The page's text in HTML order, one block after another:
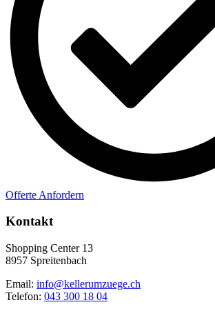
Offerte Anfordern
Kontakt
Shopping Center 13
8957 Spreitenbach
Email: info@kellerumzuege.ch
Telefon: 043 300 18 04